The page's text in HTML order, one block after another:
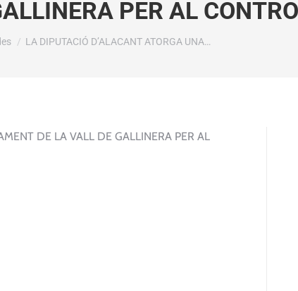
PER AL
LA DIPUTACIÓ D’ALACANT ATORGA UNA…
DE LA VALL DE GALLINERA PER AL